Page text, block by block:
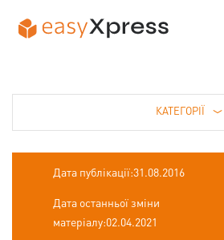
КАТЕГОРІЇ
Дата публікації:31.08.2016
Дата останньої зміни
матеріалу:02.04.2021